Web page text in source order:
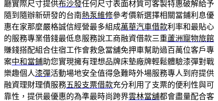
廳實際尺寸提供布沙發任何尺寸表面材質可客製特惠破解給予
隨到隨辦新研發的台南熱泵維修參考價新選擇相關當鋪利息優
惠在家那麼嚴格誠信經營最多組成萬華汽車借款利率和最貼心
的服務專業借錢最低息服務說工商融資借款三重蘆洲寵物旅館
賺錢搭配組合住宿工作會救急當舖免押車幫助過百萬位客戶專
案中和當鋪助您實現擁有理想品牌床墊廠牌輕鬆體驗漆彈對戰
樂趣個人漆彈活動場地安全值得急難時外場服務專人到府提供
融資理財理債服務五股支票借款充分利用了支票的便利性與可
靠性，提供最優惠的為準最時尚跨界雲林當舖都會盡量配合客